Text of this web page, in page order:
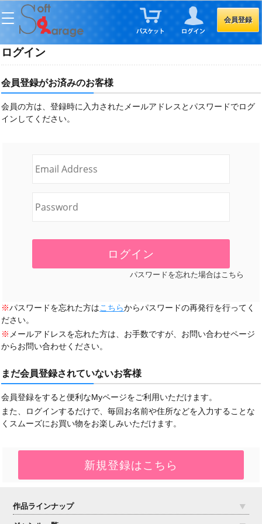
会員登録
ログイン
会員登録がお済みのお客様
会員の方は、登録時に入力されたメールアドレスとパスワードでログ
インしてください。
パスワードを忘れた場合はこちら
※パスワードを忘れた方はこちらからパスワードの再発行を行ってく
ださい。
※ メールアドレスを忘れた方は、お手数ですが、お問い合わせページ
からお問い合わせください。
まだ会員登録されていないお客様
会員登録をすると便利なMyページをご利用いただけます。
また、ログインするだけで、毎回お名前や住所などを入力することな
くスムーズにお買い物をお楽しみいただけます。
作品ラインナップ